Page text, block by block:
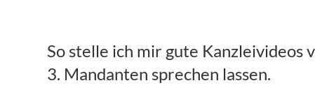
So stelle ich mir gute
3. Mandanten sprechen lassen.